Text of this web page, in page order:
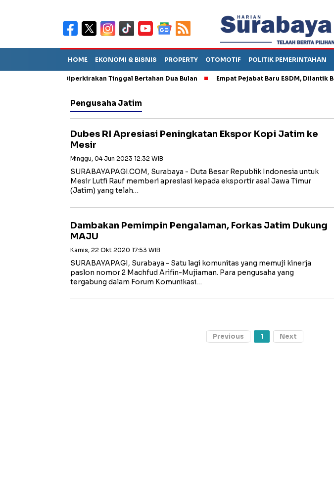
HOME EKONOMI & BISNIS PROPERTY OTOMOTIF POLITIK PEMERINTAHAN
Sebut TPA Diperkirakan Tinggal Bertahan Dua Bulan Empat Pejabat Baru ESDM, Dilantik Bahlil
Pengusaha Jatim
Dubes RI Apresiasi Peningkatan Ekspor Kopi Jatim ke
Mesir
Minggu, 04 Jun 2023 12:32 WIB
SURABAYAPAGI.COM, Surabaya - Duta Besar Republik Indonesia untuk
Mesir Lutfi Rauf memberi apresiasi kepada eksportir asal Jawa Timur
(Jatim) yang telah…
Dambakan Pemimpin Pengalaman, Forkas Jatim Dukung
MAJU
Kamis, 22 Okt 2020 17:53 WIB
SURABAYAPAGI, Surabaya - Satu lagi komunitas yang memuji kinerja
paslon nomor 2 Machfud Arifin-Mujiaman. Para pengusaha yang
tergabung dalam Forum Komunikasi…
Previous 1 Next